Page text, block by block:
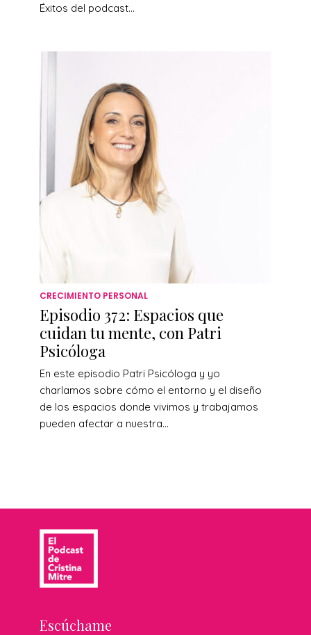
Éxitos del podcast...
CRECIMIENTO PERSONAL
Episodio 372: Espacios que
cuidan tu mente, con Patri
Psicóloga
En este episodio Patri Psicóloga y yo
charlamos sobre cómo el entorno y el diseño
de los espacios donde vivimos y trabajamos
pueden afectar a nuestra...
Escúchame